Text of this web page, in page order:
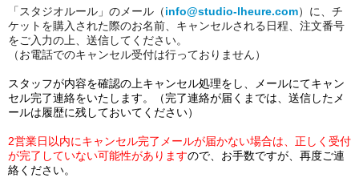
「スタジオルール」のメール（info@studio-lheure.com）に、チ
ケットを購入された際のお名前、キャンセルされる日程、注文番号
をご入力の上、送信してください。
（お電話でのキャンセル受付は行っておりません）
スタッフが内容を確認の上キャンセル処理をし、メールにてキャン
セル完了連絡をいたします。（完了連絡が届くまでは、送信したメ
ールは履歴に残しておいてください）
2営業日以内にキャンセル完了メールが届かない場合は、正しく受付
が完了していない可能性がありますので、お手数ですが、再度ご連
絡ください。